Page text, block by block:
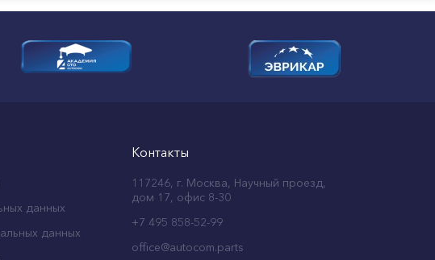
данных
данных
Контакты
117246, г. Москва, Научный проезд,
дом 17, офис 8-30
+7 495 858-52-99
office@autocom.parts